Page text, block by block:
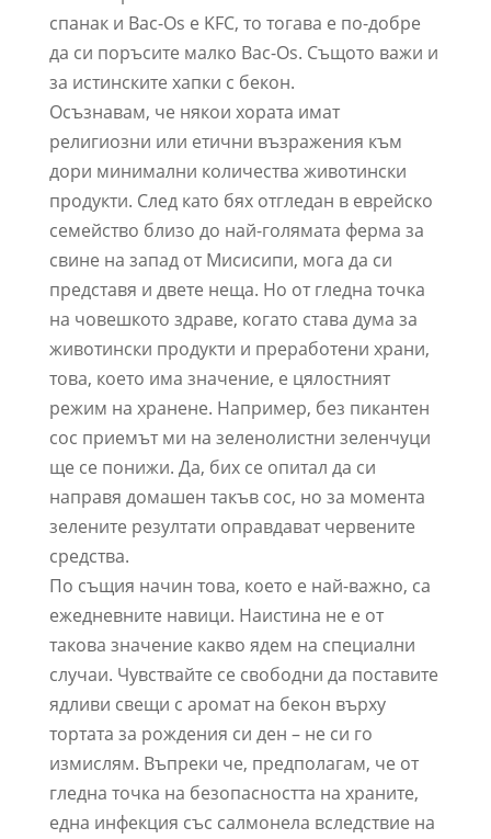
спанак и Bac-Os е KFC, то тогава е по-добре
да си поръсите малко Bac-Os. Същото важи и
за истинските хапки с бекон.
Осъзнавам, че някои хората имат
религиозни или етични възражения към
дори минимални количества животински
продукти. След като бях отгледан в еврейско
семейство близо до най-голямата ферма за
свине на запад от Мисисипи, мога да си
представя и двете неща. Но от гледна точка
на човешкото здраве, когато става дума за
животински продукти и преработени храни,
това, което има значение, е цялостният
режим на хранене. Например, без пикантен
сос приемът ми на зеленолистни зеленчуци
ще се понижи. Да, бих се опитал да си
направя домашен такъв сос, но за момента
зелените резултати оправдават червените
средства.
По същия начин това, което е най-важно, са
ежедневните навици. Наистина не е от
такова значение какво ядем на специални
случаи. Чувствайте се свободни да поставите
ядливи свещи с аромат на бекон върху
тортата за рождения си ден – не си го
измислям. Въпреки че, предполагам, че от
гледна точка на безопасността на храните,
една инфекция със салмонела вследствие на